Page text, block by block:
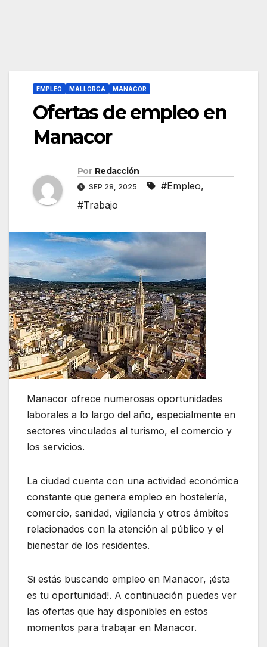
EMPLEO MALLORCA MANACOR
Ofertas de empleo en
Manacor
Por Redacción
SEP 28, 2025 #Empleo,
#Trabajo
Manacor ofrece numerosas oportunidades
laborales a lo largo del año, especialmente en
sectores vinculados al turismo, el comercio y
los servicios.
La ciudad cuenta con una actividad económica
constante que genera empleo en hostelería,
comercio, sanidad, vigilancia y otros ámbitos
relacionados con la atención al público y el
bienestar de los residentes.
Si estás buscando empleo en Manacor, ¡ésta
es tu oportunidad!. A continuación puedes ver
las ofertas que hay disponibles en estos
momentos para trabajar en Manacor.